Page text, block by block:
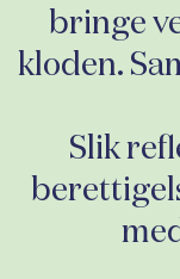
bringe
kloden.
Slik